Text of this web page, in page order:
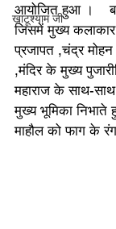
खाटूश्याम जी
आयोजित हुआ ।
जिसमें मुख्य
प्रजापत ,चंद्र मोहन
,मंदिर के मुख्य
महाराज के साथ-
मुख्य भूमिका निभाते
माहौल को फाग के